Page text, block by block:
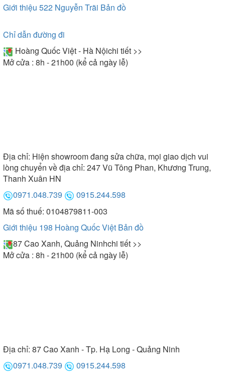
Giới thiệu 522 Nguyễn Trãi Bản đồ
Chỉ dẫn đường đi
Hoàng Quốc Việt - Hà Nộichi tiết >>
Mở cửa : 8h - 21h00 (kể cả ngày lễ)
Địa chỉ: Hiện showroom đang sửa chữa, mọi giao dịch vui
lòng chuyển về địa chỉ: 247 Vũ Tông Phan, Khương Trung,
Thanh Xuân HN
0971.048.739
0915.244.598
Mã số thuế: 0104879811-003
Giới thiệu 198 Hoàng Quốc Việt Bản đồ
87 Cao Xanh, Quảng Ninhchi tiết >>
Mở cửa : 8h - 21h00 (kể cả ngày lễ)
Địa chỉ: 87 Cao Xanh - Tp. Hạ Long - Quảng Ninh
0971.048.739
0915.244.598